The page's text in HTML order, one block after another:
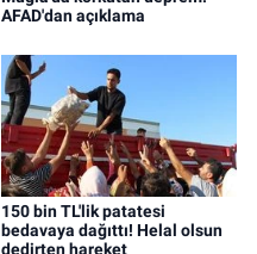
AFAD'dan açıklama
150 bin TL'lik patatesi
bedavaya dağıttı! Helal olsun
dedirten hareket